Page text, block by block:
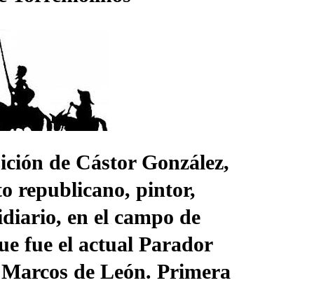
de Cástor González,
republicano, pintor,
en el campo de
fue el actual Parador
de León. Primera